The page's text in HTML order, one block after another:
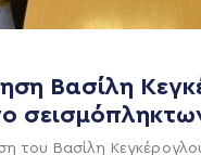
Βασίλη
του Βασίλη
Η ΠΑΡΆΤΑΞΗ
Όραμα